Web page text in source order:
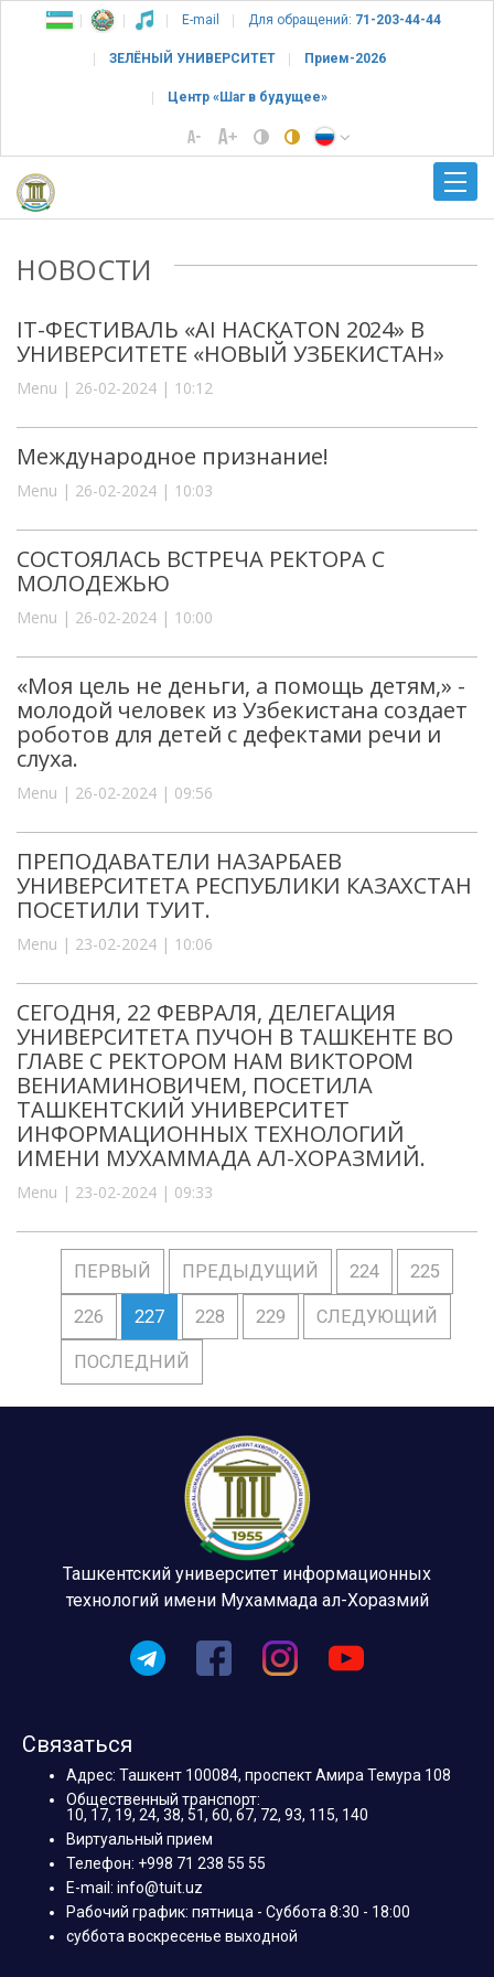
E-mail Для обращений: 71-203-44-44
ЗЕЛЁНЫЙ УНИВЕРСИТЕТ Прием-2026
Центр «Шаг в будущее»
НОВОСТИ
IT-ФЕСТИВАЛЬ «AI HACKATON 2024» В
УНИВЕРСИТЕТЕ «НОВЫЙ УЗБЕКИСТАН»
Menu | 26-02-2024 | 10:12
Международное признание!
Menu | 26-02-2024 | 10:03
СОСТОЯЛАСЬ ВСТРЕЧА РЕКТОРА С
МОЛОДЕЖЬЮ
Menu | 26-02-2024 | 10:00
«Моя цель не деньги, а помощь детям,» -
молодой человек из Узбекистана создает
роботов для детей с дефектами речи и
слуха.
Menu | 26-02-2024 | 09:56
ПРЕПОДАВАТЕЛИ НАЗАРБАЕВ
УНИВЕРСИТЕТА РЕСПУБЛИКИ КАЗАХСТАН
ПОСЕТИЛИ ТУИТ.
Menu | 23-02-2024 | 10:06
СЕГОДНЯ, 22 ФЕВРАЛЯ, ДЕЛЕГАЦИЯ
УНИВЕРСИТЕТА ПУЧОН В ТАШКЕНТЕ ВО
ГЛАВЕ С РЕКТОРОМ НАМ ВИКТОРОМ
ВЕНИАМИНОВИЧЕМ, ПОСЕТИЛА
ТАШКЕНТСКИЙ УНИВЕРСИТЕТ
ИНФОРМАЦИОННЫХ ТЕХНОЛОГИЙ
ИМЕНИ МУХАММАДА АЛ-ХОРАЗМИЙ.
Menu | 23-02-2024 | 09:33
ПЕРВЫЙ ПРЕДЫДУЩИЙ 224 225
226 227 228 229 СЛЕДУЮЩИЙ
ПОСЛЕДНИЙ
Ташкентский университет информационных
технологий имени Мухаммада ал-Хоразмий
Связаться
Адрес: Ташкент 100084, проспект Амира Темура 108
Общественный транспорт:
10, 17, 19, 24, 38, 51, 60, 67, 72, 93, 115, 140
Виртуальный прием
Телефон: +998 71 238 55 55
E-mail: info@tuit.uz
Рабочий график: пятница - Суббота 8:30 - 18:00
суббота воскресенье выходной